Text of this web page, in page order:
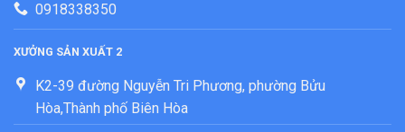
0918338350
XƯỞNG SẢN XUẤT 2
K2-39 đường Nguyễn Tri Phương, phường Bửu
Hòa,Thành phố Biên Hòa